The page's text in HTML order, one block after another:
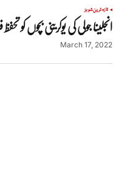
تازہ ترینشوبز
انجلینا جولی کی یوکرینی بچوں کو
March 17, 2022